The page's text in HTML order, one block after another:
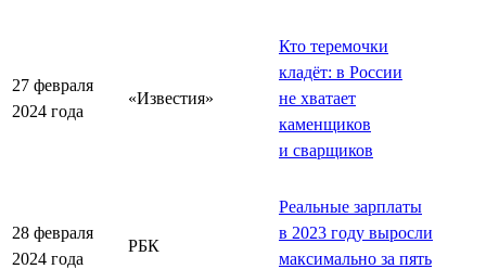
27 февраля
2024 года
«Известия»
Кто теремочки
кладёт: в России
не хватает
каменщиков
и сварщиков
28 февраля
2024 года
РБК
Реальные зарплаты
в 2023 году выросли
максимально за пять